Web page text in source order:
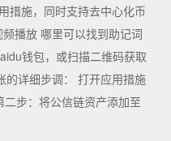
措施，同时支持去中心化币
播放 哪里可以找到助记词
钱包，或扫描二维码获取
的详细步调： 打开应用措施
步：将公信链资产添加至